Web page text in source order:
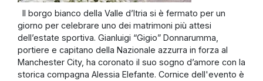
Il borgo bianco della Valle d’Itria si è fermato per un
giorno per celebrare uno dei matrimoni più attesi
dell’estate sportiva. Gianluigi “Gigio” Donnarumma,
portiere e capitano della Nazionale azzurra in forza al
Manchester City, ha coronato il suo sogno d’amore con la
storica compagna Alessia Elefante. Cornice dell'evento è